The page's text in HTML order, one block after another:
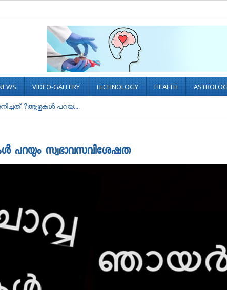
VIDEO-GALLERY TECHNOLOGY HEALTH
?ആഴ്ചകൾ പറയ....
പറയും സ്വഭാവസവിശേഷത